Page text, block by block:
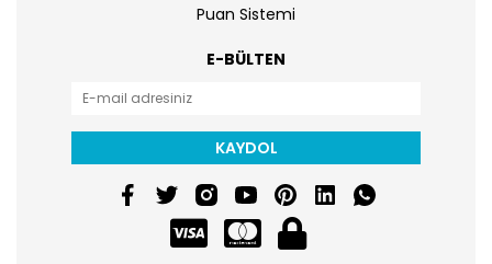
Puan Sistemi
E-BÜLTEN
KAYDOL